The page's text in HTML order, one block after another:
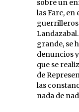
sobre un
las Farc, en
grande, se
denuncios
que se
de
las
nada de